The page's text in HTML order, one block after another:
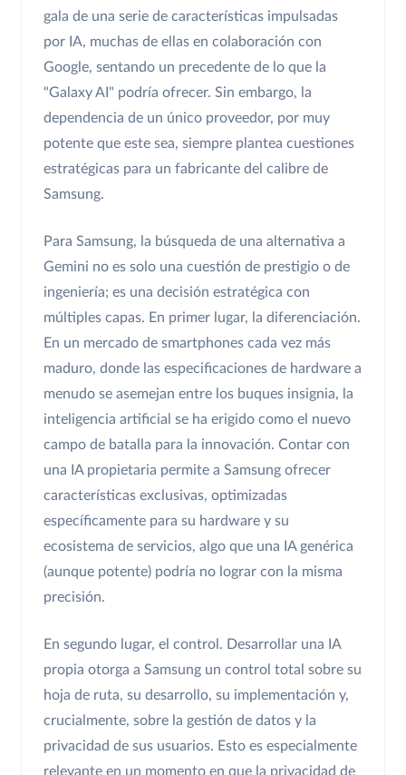
gala de una serie de características impulsadas
por IA, muchas de ellas en colaboración con
Google, sentando un precedente de lo que la
"Galaxy AI" podría ofrecer. Sin embargo, la
dependencia de un único proveedor, por muy
potente que este sea, siempre plantea cuestiones
estratégicas para un fabricante del calibre de
Samsung.
Para Samsung, la búsqueda de una alternativa a
Gemini no es solo una cuestión de prestigio o de
ingeniería; es una decisión estratégica con
múltiples capas. En primer lugar, la diferenciación.
En un mercado de smartphones cada vez más
maduro, donde las especificaciones de hardware a
menudo se asemejan entre los buques insignia, la
inteligencia artificial se ha erigido como el nuevo
campo de batalla para la innovación. Contar con
una IA propietaria permite a Samsung ofrecer
características exclusivas, optimizadas
específicamente para su hardware y su
ecosistema de servicios, algo que una IA genérica
(aunque potente) podría no lograr con la misma
precisión.
En segundo lugar, el control. Desarrollar una IA
propia otorga a Samsung un control total sobre su
hoja de ruta, su desarrollo, su implementación y,
crucialmente, sobre la gestión de datos y la
privacidad de sus usuarios. Esto es especialmente
relevante en un momento en que la privacidad de